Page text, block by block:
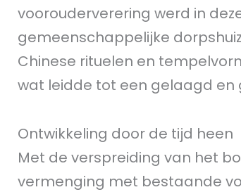
voorouderverering werd in
gemeenschappelijke
Chinese rituelen en
wat leidde tot een gelaagd
Ontwikkeling door de tijd heen
Met de verspreiding van het
vermenging met bestaande